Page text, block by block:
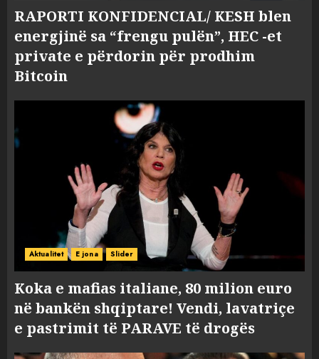
RAPORTI KONFIDENCIAL/ KESH blen
energjinë sa “frengu pulën”, HEC -et
private e përdorin për prodhim
Bitcoin
Aktualitet E jona Slider
Koka e mafias italiane, 80 milion euro
në bankën shqiptare! Vendi, lavatriçe
e pastrimit të PARAVE të drogës